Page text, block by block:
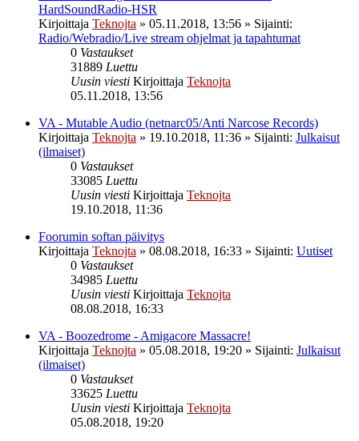
HardSoundRadio-HSR
Kirjoittaja Teknojta » 05.11.2018, 13:56 » Sijainti:
Radio/Webradio/Live stream ohjelmat ja tapahtumat
0 Vastaukset
31889 Luettu
Uusin viesti Kirjoittaja Teknojta
05.11.2018, 13:56
VA - Mutable Audio (netnarc05/Anti Narcose Records)
Kirjoittaja Teknojta » 19.10.2018, 11:36 » Sijainti: Julkaisut
(ilmaiset)
0 Vastaukset
33085 Luettu
Uusin viesti Kirjoittaja Teknojta
19.10.2018, 11:36
Foorumin softan päivitys
Kirjoittaja Teknojta » 08.08.2018, 16:33 » Sijainti: Uutiset
0 Vastaukset
34985 Luettu
Uusin viesti Kirjoittaja Teknojta
08.08.2018, 16:33
VA - Boozedrome - Amigacore Massacre!
Kirjoittaja Teknojta » 05.08.2018, 19:20 » Sijainti: Julkaisut
(ilmaiset)
0 Vastaukset
33625 Luettu
Uusin viesti Kirjoittaja Teknojta
05.08.2018, 19:20